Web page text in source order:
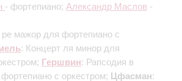
- фортепиано; Александр Маслов -
ре мажор для фортепиано с
: Концерт ля минор для
Гершвин: Рапсодия в
с оркестром; Цфасман: